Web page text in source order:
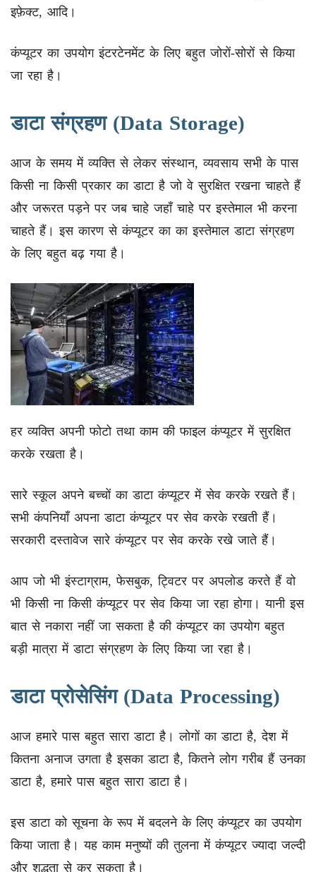
इफ़ेक्ट, आदि।
कंप्यूटर का उपयोग इंटरटेनमेंट के लिए बहुत जोरों-सोरों से किया
जा रहा है।
डाटा संग्रहण (Data Storage)
आज के समय में व्यक्ति से लेकर संस्थान, व्यवसाय सभी के पास
किसी ना किसी प्रकार का डाटा है जो वे सुरक्षित रखना चाहते हैं
और जरूरत पड़ने पर जब चाहे जहाँ चाहे पर इस्तेमाल भी करना
चाहते हैं। इस कारण से कंप्यूटर का का इस्तेमाल डाटा संग्रहण
के लिए बहुत बढ़ गया है।
हर व्यक्ति अपनी फोटो तथा काम की फाइल कंप्यूटर में सुरक्षित
करके रखता है।
सारे स्कूल अपने बच्चों का डाटा कंप्यूटर में सेव करके रखते हैं।
सभी कंपनियाँ अपना डाटा कंप्यूटर पर सेव करके रखती हैं।
सरकारी दस्तावेज सारे कंप्यूटर पर सेव करके रखे जाते हैं।
आप जो भी इंस्टाग्राम, फेसबुक, ट्विटर पर अपलोड करते हैं वो
भी किसी ना किसी कंप्यूटर पर सेव किया जा रहा होगा। यानी इस
बात से नकारा नहीं जा सकता है की कंप्यूटर का उपयोग बहुत
बड़ी मात्रा में डाटा संग्रहण के लिए किया जा रहा है।
डाटा प्रोसेसिंग (Data Processing)
आज हमारे पास बहुत सारा डाटा है। लोगों का डाटा है, देश में
कितना अनाज उगता है इसका डाटा है, कितने लोग गरीब हैं उनका
डाटा है, हमारे पास बहुत सारा डाटा है।
इस डाटा को सूचना के रूप में बदलने के लिए कंप्यूटर का उपयोग
किया जाता है। यह काम मनुष्यों की तुलना में कंप्यूटर ज्यादा जल्दी
और शुद्धता से कर सकता है।